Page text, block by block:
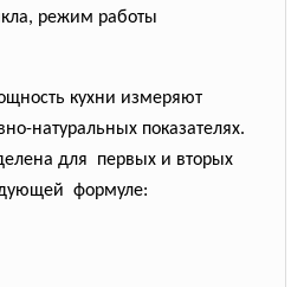
режим работы
кухни измеряют
натуральных показателях.
для первых и вторых
формуле: